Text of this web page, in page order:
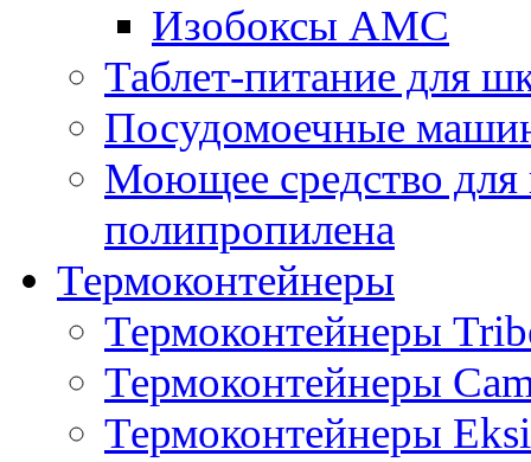
Изобоксы AMC
Таблет-питание для
Посудомоечные
Моющее средство для
полипропилена
Термоконтейнеры
Термоконтейнеры
Термоконтейнеры
Термоконтейнеры Eksi